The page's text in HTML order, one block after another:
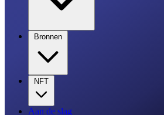
Bronnen
NFT
Aan de slag